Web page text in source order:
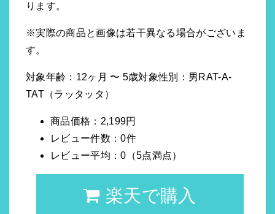
ります。
※実際の商品と画像は若干異なる場合がございま
す。
対象年齢：12ヶ月 〜 5歳対象性別：男RAT-A-
TAT（ラッタッタ）
商品価格：2,199円
レビュー件数：0件
レビュー平均：0（5点満点）
楽天で購入